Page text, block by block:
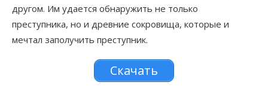
другом. Им удается обнаружить не только
преступника, но и древние сокровища, которые и
мечтал заполучить преступник.
Скачать